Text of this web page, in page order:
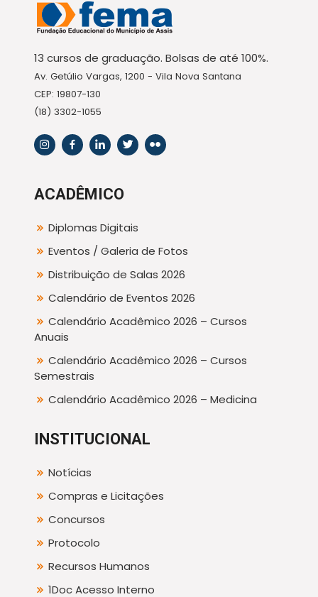
13 cursos de graduação. Bolsas de até 100%.
Av. Getúlio Vargas, 1200 - Vila Nova Santana
CEP: 19807-130
(18) 3302-1055
ACADÊMICO
Diplomas Digitais
Eventos / Galeria de Fotos
Distribuição de Salas 2026
Calendário de Eventos 2026
Calendário Acadêmico 2026 – Cursos
Anuais
Calendário Acadêmico 2026 – Cursos
Semestrais
Calendário Acadêmico 2026 – Medicina
INSTITUCIONAL
Notícias
Compras e Licitações
Concursos
Protocolo
Recursos Humanos
1Doc Acesso Interno